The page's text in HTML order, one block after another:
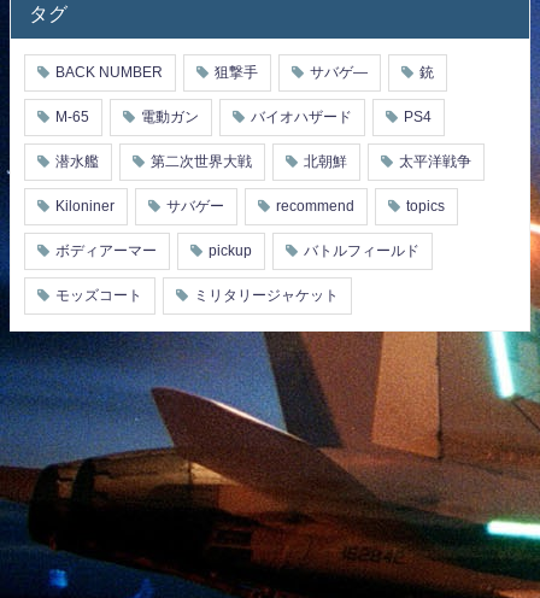
タグ
BACK NUMBER 狙撃手 サバゲ― 銃
M-65 電動ガン バイオハザード PS4
潜水艦 第二次世界大戦 北朝鮮 太平洋戦争
Kiloniner サバゲー recommend topics
ボディアーマー pickup バトルフィールド
モッズコート ミリタリージャケット